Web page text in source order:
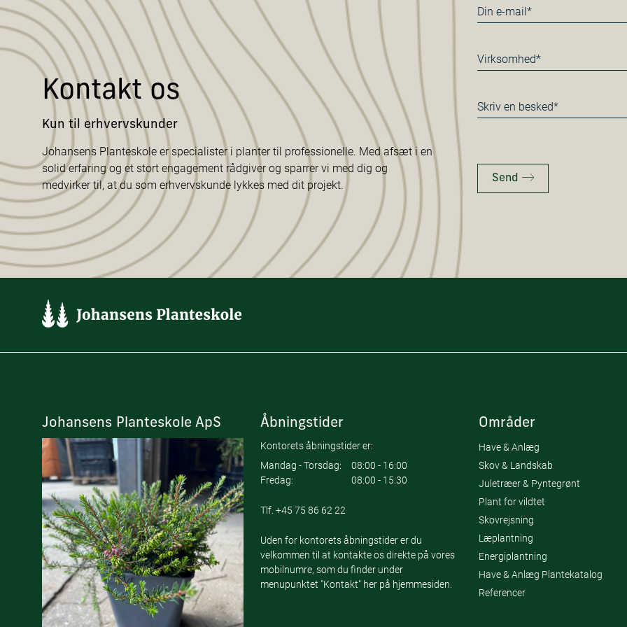
Kontakt os
Kun til erhvervskunder
Johansens Planteskole er specialister i planter til professionelle. Med afsæt i en
solid erfaring og et stort engagement rådgiver og sparrer vi med dig og
medvirker til, at du som erhvervskunde lykkes med dit projekt.
E-
mail
Virksomhed
*
Besked
*
Send
Johansens Planteskole ApS Åbningstider
Kontorets åbningstider er:
Mandag - Torsdag:
08:00 - 16:00
Fredag:
08:00 - 15:30
Tlf.+45 75 86 62 22
Uden for kontorets åbningstider er du
velkommen til at kontakte os direkte på vores
mobilnumre, som du finder under
menupunktet "Kontakt" her på hjemmesiden.
Områder
Have & Anlæg
Skov & Landskab
Juletræer & Pyntegrønt
Plant for vildtet
Skovrejsning
Læplantning
Energiplantning
Have & Anlæg Plantekatalog
Referencer